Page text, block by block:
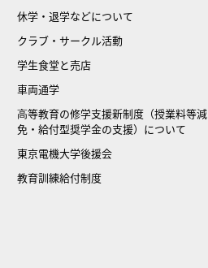
休学・退学などについて
クラブ・サークル活動
学生食堂と売店
車両通学
⾼等教育の修学支援新制度（授業料等減
免・給付型奨学金の支援）について
東京電機大学後援会
教育訓練給付制度